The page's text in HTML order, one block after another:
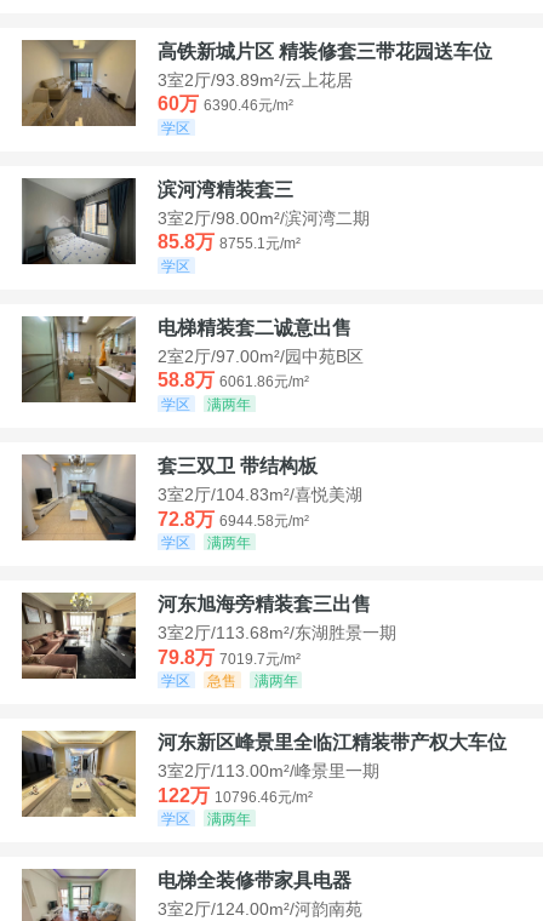
高铁新城片区 精装修套三带花园送车位
3室2厅/93.89m²/云上花居
60万 6390.46元/m²
学区
滨河湾精装套三
3室2厅/98.00m²/滨河湾二期
85.8万 8755.1元/m²
学区
电梯精装套二诚意出售
2室2厅/97.00m²/园中苑B区
58.8万 6061.86元/m²
学区
满两年
套三双卫 带结构板
3室2厅/104.83m²/喜悦美湖
72.8万 6944.58元/m²
学区
满两年
河东旭海旁精装套三出售
3室2厅/113.68m²/东湖胜景一期
79.8万 7019.7元/m²
学区
急售 满两年
河东新区峰景里全临江精装带产权大车位
3室2厅/113.00m²/峰景里一期
122万 10796.46元/m²
学区
满两年
电梯全装修带家具电器
3室2厅/124.00m²/河韵南苑